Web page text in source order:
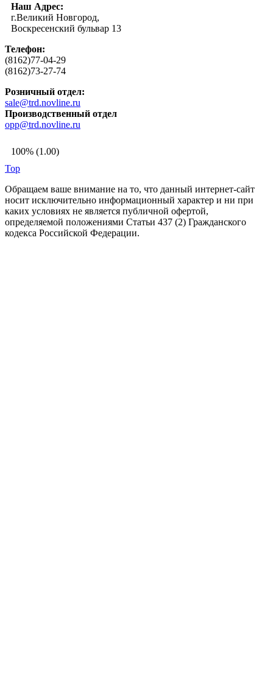
Наш Адрес:
г.Великий Новгород,
Воскресенский бульвар 13
Телефон:
(8162)77-04-29
(8162)73-27-74
Розничный отдел:
sale@trd.novline.ru
Производственный отдел
opp@trd.novline.ru
100% (1.00)
Top
Обращаем ваше внимание на то, что данный интернет-сайт
носит исключительно информационный характер и ни при
каких условиях не является публичной офертой,
определяемой положениями Статьи 437 (2) Гражданского
кодекса Российской Федерации.